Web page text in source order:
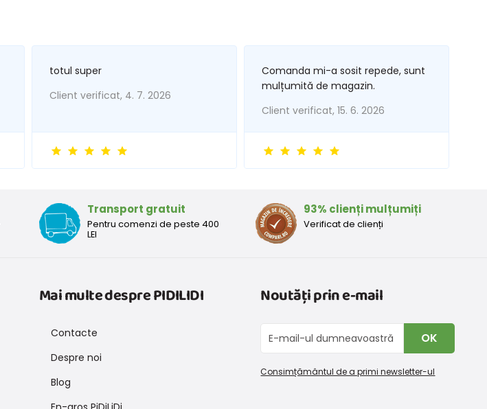
totul super
Client verificat, 4. 7. 2026
Comanda mi-a sosit repede, sunt
mulțumită de magazin.
Client verificat, 15. 6. 2026
Transport gratuit
Pentru comenzi de peste 400
LEI
93% clienți mulțumiți
Verificat de clienți
Mai multe despre PIDILIDI
Contacte
Despre noi
Blog
Noutăți prin e-mail
OK
Consimțământul de a primi newsletter-ul